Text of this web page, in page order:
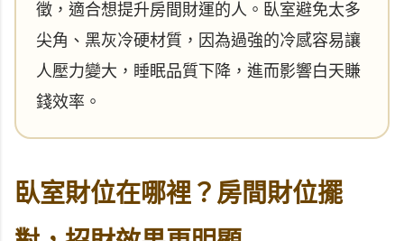
徵，適合想提升房間財運的人。臥室避免太多
尖角、黑灰冷硬材質，因為過強的冷感容易讓
人壓力變大，睡眠品質下降，進而影響白天賺
錢效率。
臥室財位在哪裡？房間財位擺